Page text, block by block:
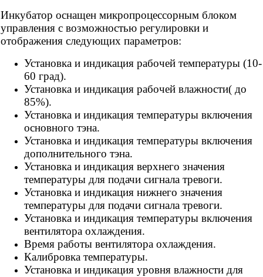
Инкубатор оснащен микропроцессорным блоком
управления с возможностью регулировки и
отображения следующих параметров:
Установка и индикация рабочей температуры (10-
60 град).
Установка и индикация рабочей влажности( до
85%).
Установка и индикация температуры включения
основного тэна.
Установка и индикация температуры включения
дополнительного тэна.
Установка и индикация верхнего значения
температуры для подачи сигнала тревоги.
Установка и индикация нижнего значения
температуры для подачи сигнала тревоги.
Установка и индикация температуры включения
вентилятора охлаждения.
Время работы вентилятора охлаждения.
Калибровка температуры.
Установка и индикация уровня влажности для